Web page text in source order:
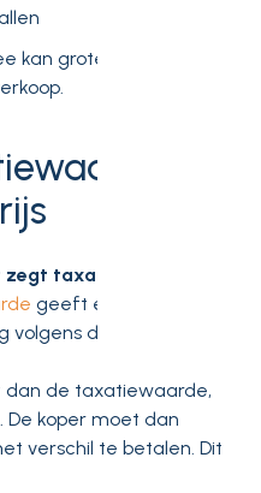
kan grote gevolgen
taxatiewaarde over
geeft een realistische
volgens de markt waard
dan de taxatiewaarde,
De koper moet dan
verschil te betalen. Dit